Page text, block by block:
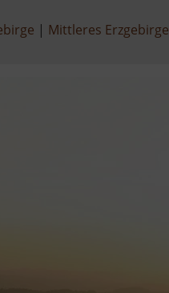
Mittleres Erzgebirge